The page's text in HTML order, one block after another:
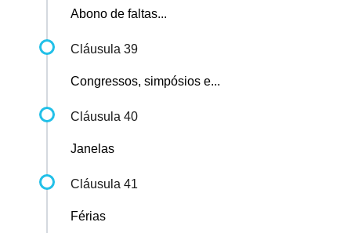
Abono de faltas...
Cláusula 39
Congressos, simpósios e...
Cláusula 40
Janelas
Cláusula 41
Férias